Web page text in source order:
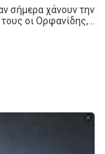
σήμερα χάνουν την
οι Ορφανίδης,…